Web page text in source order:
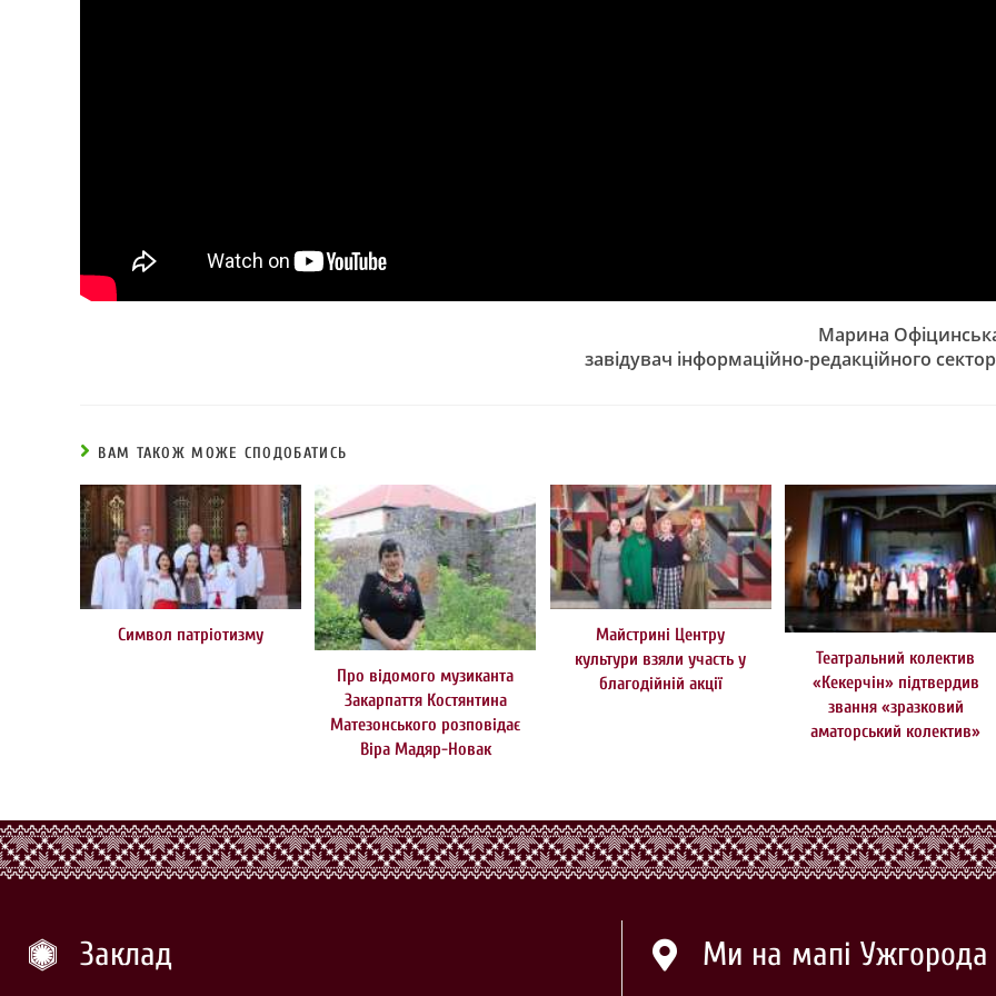
Марина
завідувач інформаційно-редакційного
ВАМ ТАКОЖ МОЖЕ СПОДОБАТИСЬ
Символ патріотизму
Про відомого музиканта
Закарпаття Костянтина
Матезонського розповідає
Віра Мадяр-Новак
Майстрині Центру
культури взяли участь у
благодійній акції
Театральний колектив
«Кекерчін» підтвердив
звання «зразковий
аматорський колектив»
Заклад Ми на мапі Ужгорода